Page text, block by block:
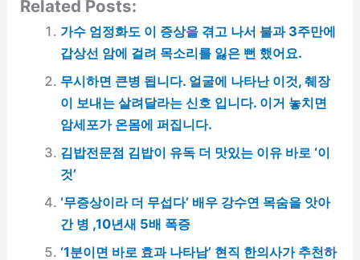
Related Posts:
가수 엄정화도 이 증상을 겪고 나서 불과 3주만에
갑상선 암에 걸려 목소리를 잃은 뻔 했어요.
무시하면 큰병 됩니다. 얼굴에 나타난 이것, 췌장
이 보내는 살려달라는 신호 입니다. 이거 놓치면
암세포가 온몸에 퍼집니다.
김밥전문점 김밥이 유독 더 맛있는 이유 바로 ‘이
것’
‘무증상이라 더 무섭다’ 배우 강수연 목숨을 앗아
간 병 ,10년새 5배 폭증
‘1분이면 바로 효과 나타남’ 현직 한의사가 추천하